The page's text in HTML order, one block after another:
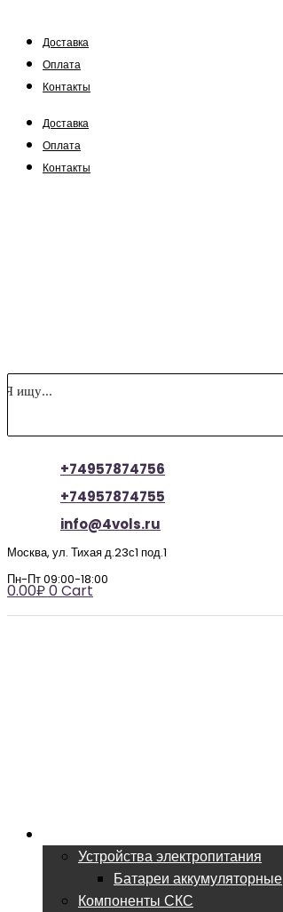
Доставка
Оплата
Контакты
Доставка
Оплата
Контакты
+74957874756
+74957874755
info@4vols.ru
Москва, ул. Тихая д.23с1 под.1
Пн-Пт 09:00-18:00
0.00₽0Cart
Устройства электропитания
Батареи аккумуляторные
Компоненты СКС